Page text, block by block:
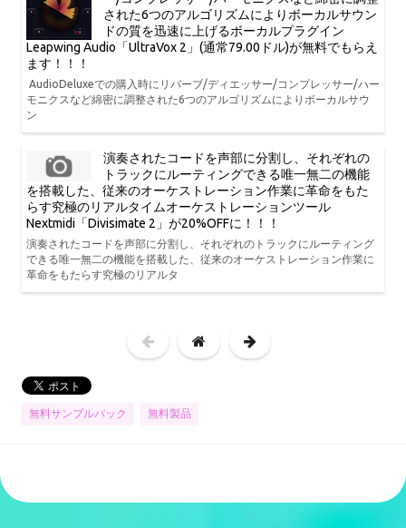
された6つのアルゴリズムによりボーカルサウン
ドの質を迅速に上げるボーカルプラグイン
Leapwing Audio「UltraVox 2」(通常79.00ドル)が無料でもらえ
ます！！！
AudioDeluxeでの購入時にリバーブ/ディエッサー/コンプレッサー/ハー
モニクスなど綿密に調整された6つのアルゴリズムによりボーカルサウ
ン
演奏されたコードを声部に分割し、それぞれの
トラックにルーティングできる唯一無二の機能
を搭載した、従来のオーケストレーション作業に革命をもた
らす究極のリアルタイムオーケストレーションツール
Nextmidi「Divisimate 2」が20%OFFに！！！
演奏されたコードを声部に分割し、それぞれのトラックにルーティング
できる唯一無二の機能を搭載した、従来のオーケストレーション作業に
革命をもたらす究極のリアルタ
無料サンプルパック 無料製品